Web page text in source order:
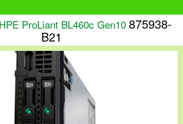
ProLiant BL460c Gen10 875938-
B21